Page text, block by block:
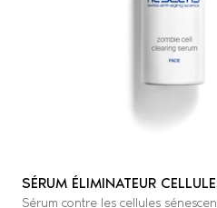
SÉRUM ÉLIMINATEUR
Sérum contre les cellules